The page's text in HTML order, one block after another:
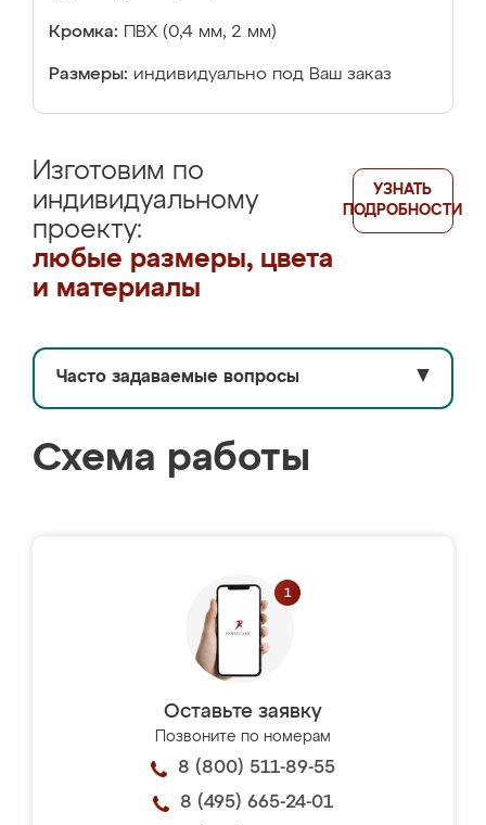
Кромка: ПВХ (0,4 мм, 2 мм)
Размеры: индивидуально под Ваш заказ
Изготовим по
индивидуальному
проекту:
любые размеры, цвета
и материалы
УЗНАТЬ
ПОДРОБНОСТИ
Часто задаваемые вопросы ▼
Схема работы
Оставьте заявку
Позвоните по номерам
8 (800) 511-89-55
8 (495) 665-24-01